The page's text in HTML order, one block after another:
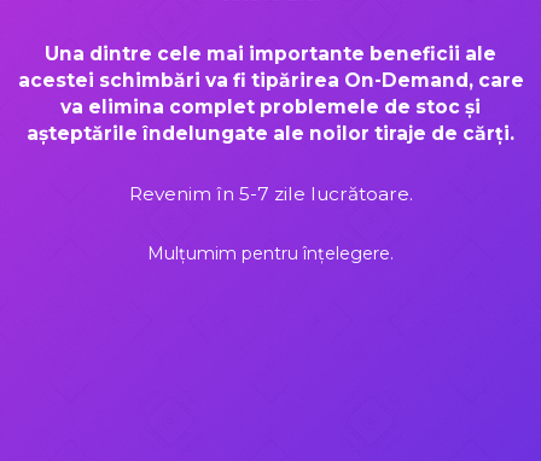
Una dintre cele mai importante beneficii ale
acestei schimbări va fi tipărirea On-Demand, care
va elimina complet problemele de stoc și
așteptările îndelungate ale noilor tiraje de cărți.
Revenim în 5-7 zile lucrătoare.
Mulțumim pentru înțelegere.